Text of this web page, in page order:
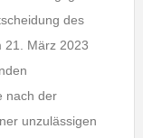
des
21. März 2023
nach der
unzulässigen